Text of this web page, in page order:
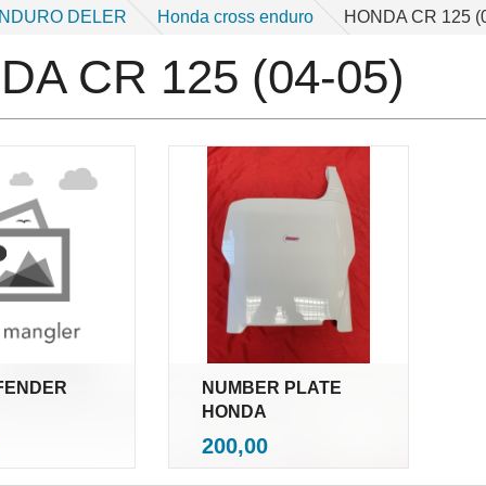
DELER Honda cross enduro HONDA CR 125
CR 125 (04-05)
NUMBER PLATE
HONDA
Pris
200,00